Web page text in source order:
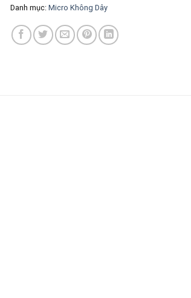
Danh mục:Micro Không Dây